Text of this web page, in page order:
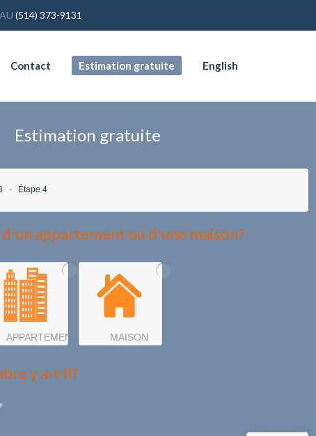
(514) 373-9131
Contact Estimation gratuite English
Estimation gratuite
Étape 4
appartement ou d'une maison?
APPARTEMENT MAISON
y a-t-il?